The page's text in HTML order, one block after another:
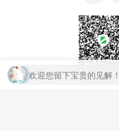
扫码加QQ群
欢迎您留下宝贵的见解！